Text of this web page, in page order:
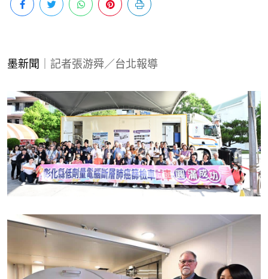
墨新聞 ｜記者張游舜／台北報導